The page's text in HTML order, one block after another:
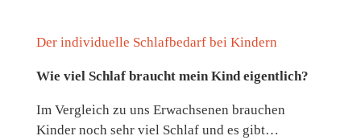
Der individuelle Schlafbedarf bei Kindern
Wie viel Schlaf braucht mein Kind eigentlich?
Im Vergleich zu uns Erwachsenen brauchen
Kinder noch sehr viel Schlaf und es gibt…